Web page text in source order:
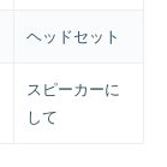
ヘッドセット
スピーカーに
して